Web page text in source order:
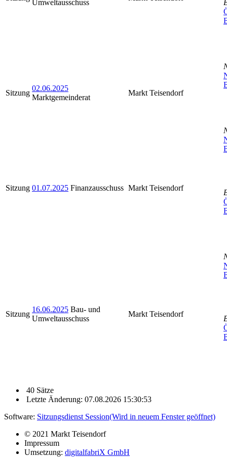
Umweltausschuss
Sitzung
02.06.2025
Marktgemeinderat
Markt Teisendorf
Sitzung 01.07.2025 Finanzausschuss Markt Teisendorf
Sitzung
16.06.2025 Bau- und
Umweltausschuss
Markt Teisendorf
40 Sätze
Letzte Änderung: 07.08.2026 15:30:53
Software: Sitzungsdienst Session(Wird in neuem Fenster geöffnet)
© 2021 Markt Teisendorf
Impressum
Umsetzung: digitalfabriX GmbH